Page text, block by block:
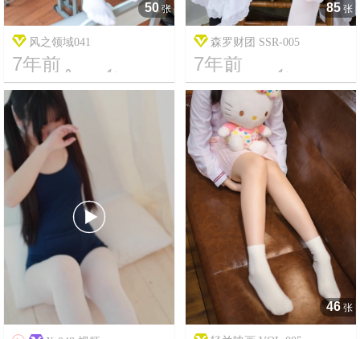
50 张
风之领域041
7年前
5 1680
85 张
森罗财团 SSR-005
7年前
18 12988

46 张